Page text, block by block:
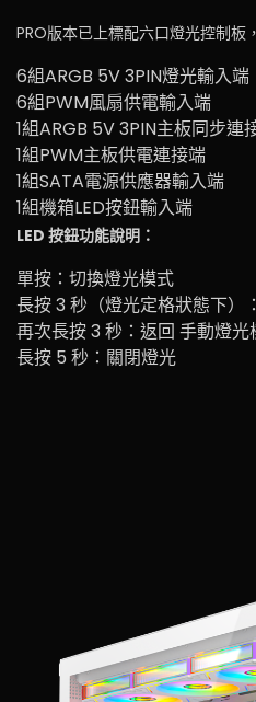
PRO版本已上標配六口燈光控制板
6組ARGB 5V 3PIN燈光輸入端
6組PWM風扇供電輸入端
1組ARGB 5V 3PIN主板同步連
1組PWM主板供電連接端
1組SATA電源供應器輸入端
1組機箱LED按鈕輸入端
LED 按鈕功能說明：
單按：切換燈光模式
長按 3 秒（燈光定格狀態下）
再次長按 3 秒：返回 手動燈光
長按 5 秒：關閉燈光